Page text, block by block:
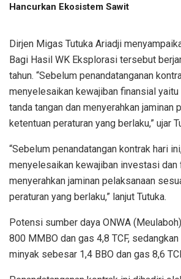
Hancurkan Ekosistem Sawit
Dirjen Migas Tutuka Ariadji
Bagi Hasil WK Eksplorasi tersebut
tahun. “Sebelum penandatanganan
menyelesaikan kewajiban finansial
tanda tangan dan menyerahkan jaminan
ketentuan peraturan yang berlaku,” ujar
“Sebelum penandatangan kontrak hari
menyelesaikan kewajiban investasi dan
menyerahkan jaminan pelaksanaan
peraturan yang berlaku,” lanjut Tutuka.
Potensi sumber daya ONWA
800 MMBO dan gas 4,8 TCF,
minyak sebesar 1,4 BBO dan gas 8,6